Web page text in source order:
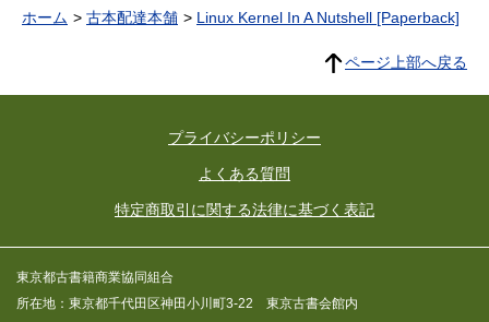
ホーム 古本配達本舗 Linux Kernel In A Nutshell [Paperback]
ページ上部へ戻る
プライバシーポリシー
よくある質問
特定商取引に関する法律に基づく表記
東京都古書籍商業協同組合
所在地：東京都千代田区神田小川町3-22 東京古書会館内